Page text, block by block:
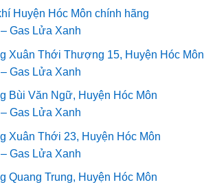
Huyện Hóc Môn chính hãng
Gas Lửa Xanh
Xuân Thới Thượng 15, Huyện Hóc Môn
Gas Lửa Xanh
Bùi Văn Ngữ, Huyện Hóc Môn
Gas Lửa Xanh
Xuân Thới 23, Huyện Hóc Môn
Gas Lửa Xanh
Quang Trung, Huyện Hóc Môn